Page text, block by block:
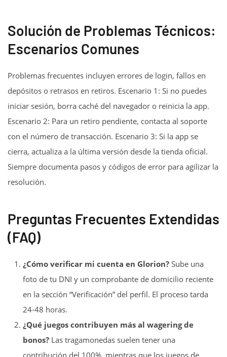
Solución de Problemas Técnicos:
Escenarios Comunes
Problemas frecuentes incluyen errores de login, fallos en
depósitos o retrasos en retiros. Escenario 1: Si no puedes
iniciar sesión, borra caché del navegador o reinicia la app.
Escenario 2: Para un retiro pendiente, contacta al soporte
con el número de transacción. Escenario 3: Si la app se
cierra, actualiza a la última versión desde la tienda oficial.
Siempre documenta pasos y códigos de error para agilizar la
resolución.
Preguntas Frecuentes Extendidas
(FAQ)
¿Cómo verificar mi cuenta en Glorion? Sube una
foto de tu DNI y un comprobante de domicilio reciente
en la sección “Verificación” del perfil. El proceso tarda
24-48 horas.
¿Qué juegos contribuyen más al wagering de
bonos? Las tragamonedas suelen tener una
contribución del 100%, mientras que los juegos de